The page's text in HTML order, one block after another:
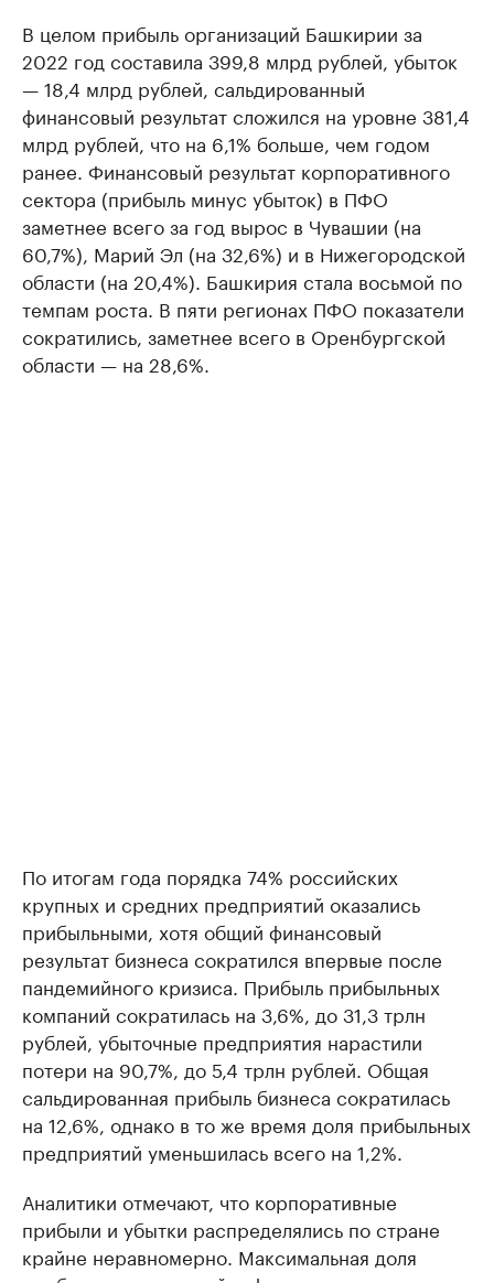
В целом прибыль организаций Башкирии за
2022 год составила 399,8 млрд рублей, убыток
— 18,4 млрд рублей, сальдированный
финансовый результат сложился на уровне 381,4
млрд рублей, что на 6,1% больше, чем годом
ранее. Финансовый результат корпоративного
сектора (прибыль минус убыток) в ПФО
заметнее всего за год вырос в Чувашии (на
60,7%), Марий Эл (на 32,6%) и в Нижегородской
области (на 20,4%). Башкирия стала восьмой по
темпам роста. В пяти регионах ПФО показатели
сократились, заметнее всего в Оренбургской
области — на 28,6%.
По итогам года порядка 74% российских
крупных и средних предприятий оказались
прибыльными, хотя общий финансовый
результат бизнеса сократился впервые после
пандемийного кризиса. Прибыль прибыльных
компаний сократилась на 3,6%, до 31,3 трлн
рублей, убыточные предприятия нарастили
потери на 90,7%, до 5,4 трлн рублей. Общая
сальдированная прибыль бизнеса сократилась
на 12,6%, однако в то же время доля прибыльных
предприятий уменьшилась всего на 1,2%.
Аналитики отмечают, что корпоративные
прибыли и убытки распределялись по стране
крайне неравномерно. Максимальная доля